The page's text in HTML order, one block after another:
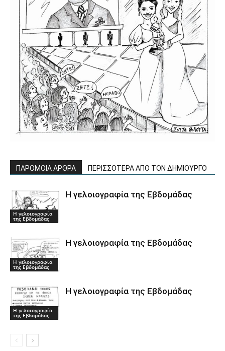
ΠΑΡΟΜΟΙΑ ΑΡΘΡΑ ΠΕΡΙΣΣΟΤΕΡΑ ΑΠΟ ΤΟΝ ΔΗΜΙΟΥΡΓΟ
Η γελοιογραφία
της Εβδομάδας
Η γελοιογραφία της Εβδομάδας
Η γελοιογραφία
της Εβδομάδας
Η γελοιογραφία της Εβδομάδας
Η γελοιογραφία
της Εβδομάδας
Η γελοιογραφία της Εβδομάδας